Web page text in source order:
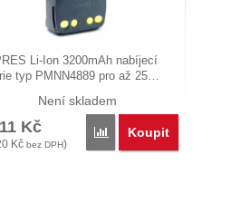
Li-Ion 3200mAh nabíjecí
typ PMNN4889 pro až 25…
Není skladem
Kč
Kč bez DPH)
Porovnat
Koupit